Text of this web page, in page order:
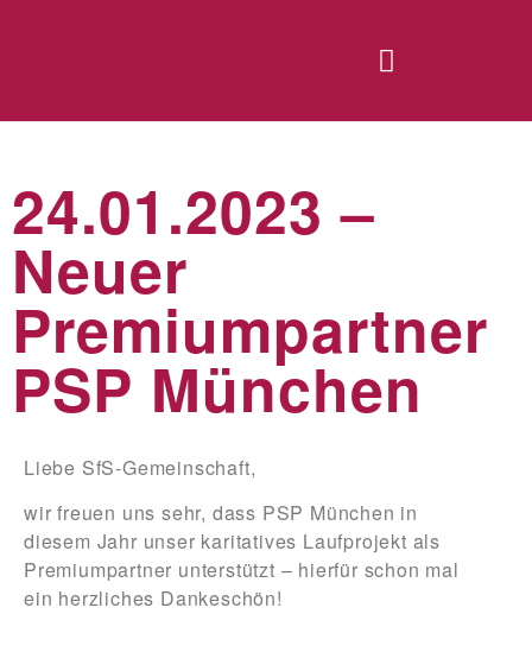
24.01.2023 –
Neuer
Premiumpartner
PSP München
Liebe SfS-Gemeinschaft,
wir freuen uns sehr, dass PSP München in
diesem Jahr unser karitatives Laufprojekt als
Premiumpartner unterstützt – hierfür schon mal
ein herzliches Dankeschön!